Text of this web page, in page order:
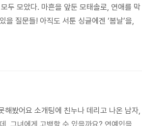
두 모았다. 마흔을 앞둔 모태솔로, 연애를 막
질문들! 아직도 서툰 싱글에겐 ‘봄날’을,